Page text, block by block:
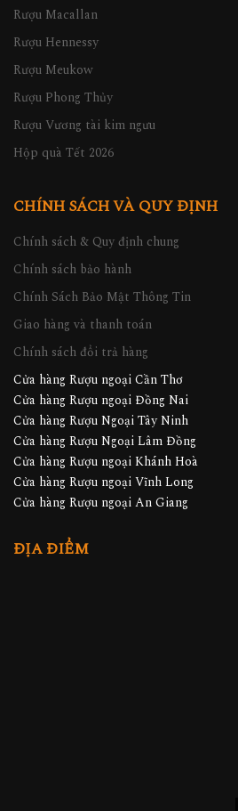
Rượu Macallan
Rượu Hennessy
Rượu Meukow
Rượu Phong Thủy
Rượu Vương tài kim ngưu
Hộp quà Tết 2026
CHÍNH SÁCH VÀ QUY ĐỊNH
Chính sách & Quy định chung
Chính sách bảo hành
Chính Sách Bảo Mật Thông Tin
Giao hàng và thanh toán
Chính sách đổi trả hàng
Cửa hàng Rượu ngoại Cần Thơ
Cửa hàng Rượu ngoại Đồng Nai
Cửa hàng Rượu Ngoại Tây Ninh
Cửa hàng Rượu Ngoại Lâm Đồng
Cửa hàng Rượu ngoại Khánh Hoà
Cửa hàng Rượu ngoại Vĩnh Long
Cửa hàng Rượu ngoại An Giang
ĐỊA ĐIỂM